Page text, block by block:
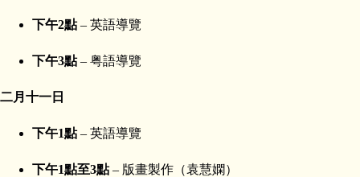
下午2點– 英語導覽
下午3點– 粤語導覽
二月十一日
下午1點– 英語導覽
下午1點至3點– 版畫製作（袁慧嫻）